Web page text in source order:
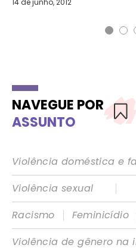
NAVEGUE POR
ASSUNTO
Violência doméstica e
Violência sexual
|
Racismo
| Feminicídio
Violência de gênero na